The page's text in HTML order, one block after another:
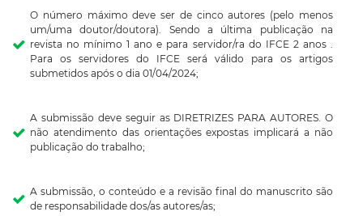
O número máximo deve ser de cinco autores (pelo menos
um/uma doutor/doutora). Sendo a última publicação na
revista no mínimo 1 ano e para servidor/ra do IFCE 2 anos .
Para os servidores do IFCE será válido para os artigos
submetidos após o dia 01/04/2024;
A submissão deve seguir as DIRETRIZES PARA AUTORES. O
não atendimento das orientações expostas implicará a não
publicação do trabalho;
A submissão, o conteúdo e a revisão final do manuscrito são
de responsabilidade dos/as autores/as;